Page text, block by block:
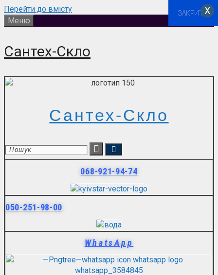
Перейти до вмісту
Меню
Сантех-Скло
Сантех-Скло
068-921-94-74
050-251-98-00
WhatsApp
ЗАКРИТИХ